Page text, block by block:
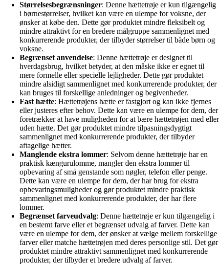
Størrelsesbegrænsninger: Denne hættetrøje er kun tilgængelig
i børnestørrelser, hvilket kan være en ulempe for voksne, der
ønsker at købe den. Dette gør produktet mindre fleksibelt og
mindre attraktivt for en bredere målgruppe sammenlignet med
konkurrerende produkter, der tilbyder størrelser til både børn og
voksne.
Begrænset anvendelse: Denne hættetrøje er designet til
hverdagsbrug, hvilket betyder, at den måske ikke er egnet til
mere formelle eller specielle lejligheder. Dette gør produktet
mindre alsidigt sammenlignet med konkurrerende produkter, der
kan bruges til forskellige anledninger og begivenheder.
Fast hætte: Hættetrøjens hætte er fastgjort og kan ikke fjernes
eller justeres efter behov. Dette kan være en ulempe for dem, der
foretrækker at have muligheden for at bære hættetrøjen med eller
uden hætte. Det gør produktet mindre tilpasningsdygtigt
sammenlignet med konkurrerende produkter, der tilbyder
aftagelige hætter.
Manglende ekstra lommer: Selvom denne hættetrøje har en
praktisk kængurulomme, mangler den ekstra lommer til
opbevaring af små genstande som nøgler, telefon eller penge.
Dette kan være en ulempe for dem, der har brug for ekstra
opbevaringsmuligheder og gør produktet mindre praktisk
sammenlignet med konkurrerende produkter, der har flere
lommer.
Begrænset farveudvalg: Denne hættetrøje er kun tilgængelig i
en bestemt farve eller et begrænset udvalg af farver. Dette kan
være en ulempe for dem, der ønsker at vælge mellem forskellige
farver eller matche hættetrøjen med deres personlige stil. Det gør
produktet mindre attraktivt sammenlignet med konkurrerende
produkter, der tilbyder et bredere udvalg af farver.